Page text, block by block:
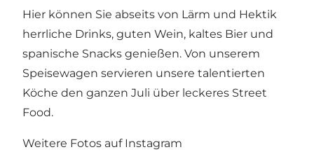
Hier können Sie abseits von Lärm und Hektik
herrliche Drinks, guten Wein, kaltes Bier und
spanische Snacks genießen. Von unserem
Speisewagen servieren unsere talentierten
Köche den ganzen Juli über leckeres Street
Food.
Weitere Fotos auf Instagram